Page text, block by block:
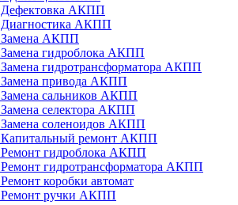
Дефектовка АКПП
Диагностика АКПП
Замена АКПП
Замена гидроблока АКПП
Замена гидротрансформатора АКПП
Замена привода АКПП
Замена сальников АКПП
Замена селектора АКПП
Замена соленоидов АКПП
Капитальный ремонт АКПП
Ремонт гидроблока АКПП
Ремонт гидротрансформатора АКПП
Ремонт коробки автомат
Ремонт ручки АКПП